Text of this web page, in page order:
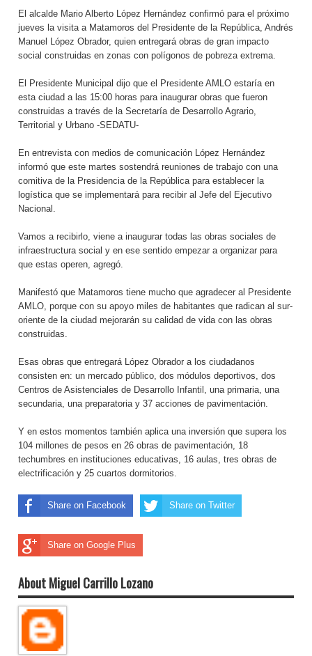
El alcalde Mario Alberto López Hernández confirmó para el próximo
jueves la visita a Matamoros del Presidente de la República, Andrés
Manuel López Obrador, quien entregará obras de gran impacto
social construidas en zonas con polígonos de pobreza extrema.
El Presidente Municipal dijo que el Presidente AMLO estaría en
esta ciudad a las 15:00 horas para inaugurar obras que fueron
construidas a través de la Secretaría de Desarrollo Agrario,
Territorial y Urbano -SEDATU-
En entrevista con medios de comunicación López Hernández
informó que este martes sostendrá reuniones de trabajo con una
comitiva de la Presidencia de la República para establecer la
logística que se implementará para recibir al Jefe del Ejecutivo
Nacional.
Vamos a recibirlo, viene a inaugurar todas las obras sociales de
infraestructura social y en ese sentido empezar a organizar para
que estas operen, agregó.
Manifestó que Matamoros tiene mucho que agradecer al Presidente
AMLO, porque con su apoyo miles de habitantes que radican al sur-
oriente de la ciudad mejorarán su calidad de vida con las obras
construidas.
Esas obras que entregará López Obrador a los ciudadanos
consisten en: un mercado público, dos módulos deportivos, dos
Centros de Asistenciales de Desarrollo Infantil, una primaria, una
secundaria, una preparatoria y 37 acciones de pavimentación.
Y en estos momentos también aplica una inversión que supera los
104 millones de pesos en 26 obras de pavimentación, 18
techumbres en instituciones educativas, 16 aulas, tres obras de
electrificación y 25 cuartos dormitorios.
Share on Facebook Share on Twitter
Share on Google Plus
About Miguel Carrillo Lozano